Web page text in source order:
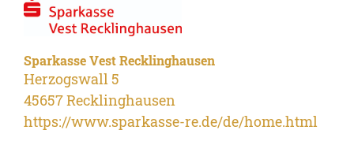
Sparkasse Vest Recklinghausen
Herzogswall 5
45657 Recklinghausen
https://www.sparkasse-re.de/de/home.html